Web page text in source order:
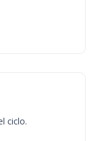
ciclo.